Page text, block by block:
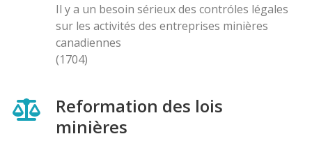
Il y a un besoin sérieux des contróles légales
sur les activités des entreprises minières
canadiennes
(1704)
Reformation des lois
minières